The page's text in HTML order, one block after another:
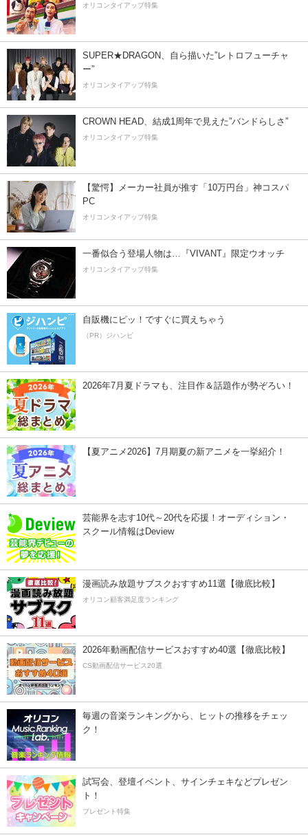
オリコンタイアップ特集
SUPER★DRAGON、自ら描いた”レトロフューチャ
ー”
オリコンタイアップ特集
CROWN HEAD、結成1周年で見えた”バンドらしさ”
オリコンタイアップ特集
【驚愕】メーカー社員が推す「10万円台」神コスパ
PC
オリコンタイアップ特集
一番似合う登場人物は…『VIVANT』限定ウオッチ
オリコンタイアップ特集
自販機にピッ！ですぐに買えちゃう
（PR）ジハンピ
2026年7月夏ドラマも、注目作＆話題作が勢ぞろい！
【夏アニメ2026】7月期夏の新アニメを一挙紹介！
芸能界を志す10代～20代を応援！オーディション・
スクール情報はDeview
漫画読み放題サブスクおすすめ11選【徹底比較】
オリコン顧客満足度ランキング
2026年動画配信サービスおすすめ40選【徹底比較】
CS動画配信サービス20選
毎週の音楽ランキングから、ヒットの推移をチェッ
ク！
試写会、登壇イベント、サインチェキなどプレゼン
ト！
プレゼント特集